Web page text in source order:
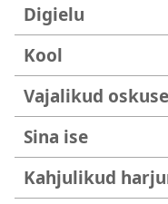
Digielu
Kool
Vajalikud
Sina ise
Kahjulikud